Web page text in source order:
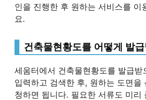
인을 진행한 후 원하는 서비스를 이
요.
건축물현황도를 어떻게 발
세움터에서 건축물현황도를 발급받
입력하고 검색한 후, 원하는 도면을
청하면 됩니다. 필요한 서류도 미리